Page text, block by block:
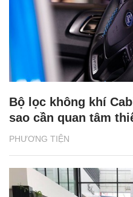
PHƯƠNG TIỆN
Bộ lọc không khí
sao cần quan tâm